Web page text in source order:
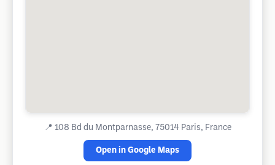
📍 108 Bd du Montparnasse, 75014 Paris, France
Open in Google Maps